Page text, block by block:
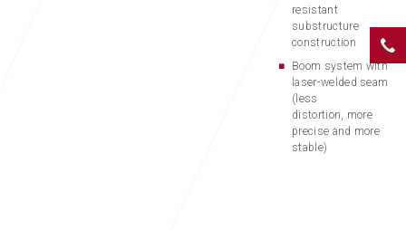
resistant
substructure
construction
Boom system with
laser-welded seam
(less
distortion, more
precise and more
stable)